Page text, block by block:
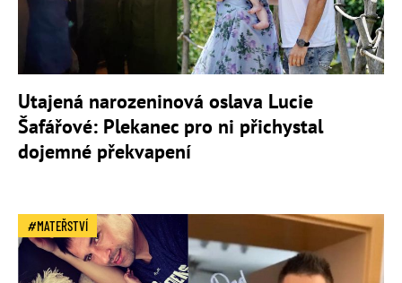
Utajená narozeninová oslava Lucie
Šafářové: Plekanec pro ni přichystal
dojemné překvapení
MATEŘSTVÍ